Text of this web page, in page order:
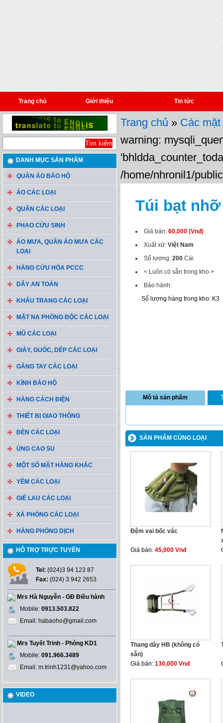
Trang chủ Giới thiệu Tin tức
DANH MỤC SẢN PHẨM
QUẦN ÁO BẢO HỘ
ÁO CÁC LOẠI
QUẦN CÁC LOẠI
PHAO CỨU SINH
ÁO MƯA, QUẦN ÁO MƯA CÁC
LOẠI
HÀNG CỨU HỎA PCCC
DÂY AN TOÀN
KHẨU TRANG CÁC LOẠI
MẶT NẠ PHÒNG ĐỘC CÁC LOẠI
MŨ CÁC LOẠI
GIÀY, GUỐC, DÉP CÁC LOẠI
GĂNG TAY CÁC LOẠI
KÍNH BẢO HỘ
HÀNG CÁCH ĐIỆN
THIẾT BỊ GIAO THÔNG
ĐÈN CÁC LOẠI
ỦNG CAO SU
MỘT SỐ MẶT HÀNG KHÁC
YẾM CÁC LOẠI
GIẺ LAU CÁC LOẠI
XÀ PHÒNG CÁC LOẠI
HÀNG PHÒNG DỊCH
HỖ TRỢ TRỰC TUYẾN
Tel: (024)3 94 123 87
Fax: (024) 3 942 2653
Mrs Hà Nguyễn - GĐ Điều hành
Mobile: 0913.503.822
Email: habaoho@gmail.com
Mrs Tuyết Trinh - Phòng KD1
Mobile: 091.966.3489
Email: m.trinh1231@yahoo.com
VIDEO
Trang chủ » Các
warning:
/home/nhronil1/
Túi bạt
Giá bán: 60,000 (Vnđ)
Xuất xứ: Việt Nam
Số lượng: 200 Cái
< Luôn có sẵn trong kho >
Bảo hành:
Số lượng hàng trong kho: K3
Mô tả sản phẩm
SẢN PHẨM CÙNG LOẠI
Đệm vai bốc vác
Giá bán: 45,000 Vnđ
Thang dây HB (không có
sẵn)
Giá bán: 130,000 Vnđ